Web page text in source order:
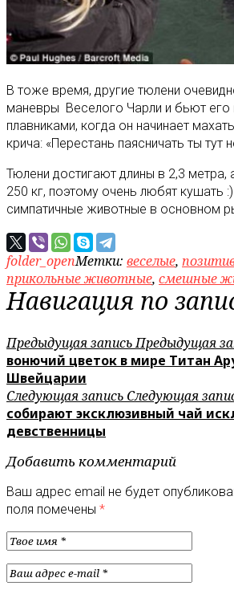
В тоже время, другие тюлени
маневры Веселого Чарли и бьют его
плавниками, когда он начинает
крича: «Перестань паясничать ты тут
Тюлени достигают длины в 2,3 метра,
250 кг, поэтому очень любят кушать
симпатичные животные в основном
folder_openМетки: веселые,
прикольные животные, смешные
Навигация по
Предыдущая записьПредыдущая
вонючий цветок в мире Титан
Швейцарии
Следующая запись Следующая
собирают эксклюзивный чай
девственницы
Добавить комментарий
Ваш адрес email не будет
поля помечены *